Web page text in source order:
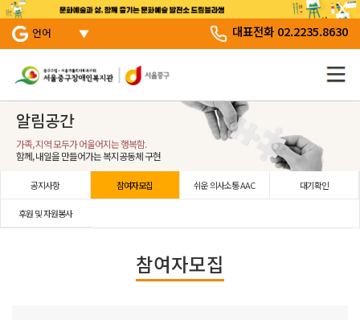
본문 바로 가기
서브 메뉴 바로가기
주 메뉴 바로 가기
언어 대표전화 02.2235.8630
알림공간
가족, 지역 모두가 어울어지는 행복함.
함께, 내일을 만들어가는 복지공동체 구현
공지사항 참여자모집 쉬운 의사소통 AAC 대기확인
후원 및 자원봉사
참여자모집